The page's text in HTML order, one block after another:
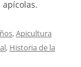
,Apicultura
, Historia de la